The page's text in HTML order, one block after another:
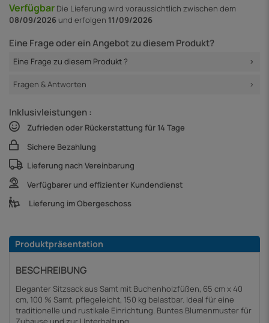
Verfügbar Die Lieferung wird voraussichtlich zwischen dem
08/09/2026 und erfolgen 11/09/2026
Eine Frage oder ein Angebot zu diesem Produkt?
Eine Frage zu diesem Produkt ?
Fragen & Antworten
Inklusivleistungen :
Zufrieden oder Rückerstattung für 14 Tage
Sichere Bezahlung
Lieferung nach Vereinbarung
Verfügbarer und effizienter Kundendienst
Lieferung im Obergeschoss
Produktpräsentation
BESCHREIBUNG
Eleganter Sitzsack aus Samt mit Buchenholzfüßen, 65 cm x 40
cm, 100 % Samt, pflegeleicht, 150 kg belastbar. Ideal für eine
traditionelle und rustikale Einrichtung. Buntes Blumenmuster für